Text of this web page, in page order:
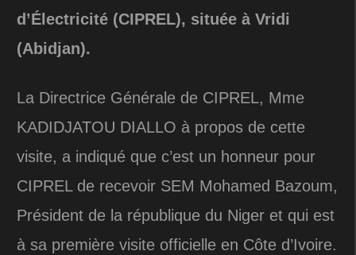
d’Électricité (CIPREL), située à Vridi
(Abidjan).
La Directrice Générale de CIPREL, Mme
KADIDJATOU DIALLO à propos de cette
visite, a indiqué que c’est un honneur pour
CIPREL de recevoir SEM Mohamed Bazoum,
Président de la république du Niger et qui est
à sa première visite officielle en Côte d’Ivoire.